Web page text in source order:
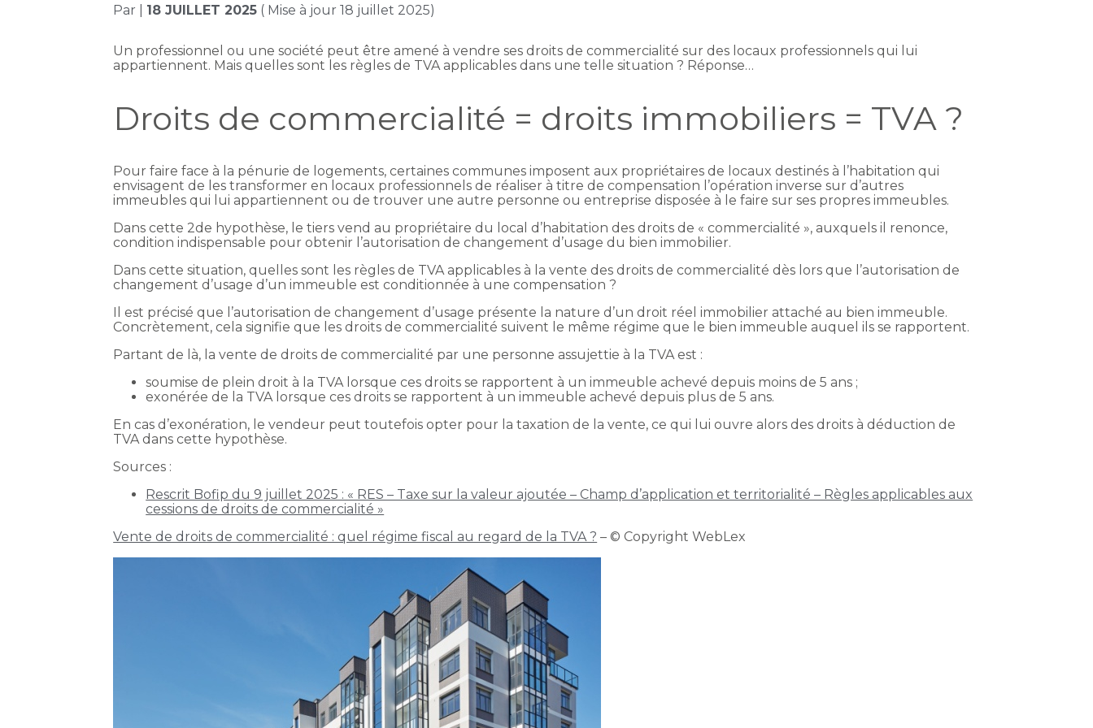
Par 18 JUILLET 2025 ( Mise à jour 18 juillet 2025)
Un professionnel ou une société peut être amené à vendre ses droits de commercialité sur des locaux professionnels qui lui
appartiennent. Mais quelles sont les règles de TVA applicables dans une telle situation ? Réponse…
Droits de commercialité = droits immobiliers = TVA ?
Pour faire face à la pénurie de logements, certaines communes imposent aux propriétaires de locaux destinés à l’habitation qui
envisagent de les transformer en locaux professionnels de réaliser à titre de compensation l’opération inverse sur d’autres
immeubles qui lui appartiennent ou de trouver une autre personne ou entreprise disposée à le faire sur ses propres immeubles.
Dans cette 2de hypothèse, le tiers vend au propriétaire du local d’habitation des droits de « commercialité », auxquels il renonce,
condition indispensable pour obtenir l’autorisation de changement d’usage du bien immobilier.
Dans cette situation, quelles sont les règles de TVA applicables à la vente des droits de commercialité dès lors que l’autorisation de
changement d’usage d’un immeuble est conditionnée à une compensation ?
Il est précisé que l’autorisation de changement d’usage présente la nature d’un droit réel immobilier attaché au bien immeuble.
Concrètement, cela signifie que les droits de commercialité suivent le même régime que le bien immeuble auquel ils se rapportent.
Partant de là, la vente de droits de commercialité par une personne assujettie à la TVA est :
soumise de plein droit à la TVA lorsque ces droits se rapportent à un immeuble achevé depuis moins de 5 ans ;
exonérée de la TVA lorsque ces droits se rapportent à un immeuble achevé depuis plus de 5 ans.
En cas d’exonération, le vendeur peut toutefois opter pour la taxation de la vente, ce qui lui ouvre alors des droits à déduction de
TVA dans cette hypothèse.
Sources :
Rescrit Bofip du 9 juillet 2025 : « RES – Taxe sur la valeur ajoutée – Champ d’application et territorialité – Règles applicables aux
cessions de droits de commercialité »
Vente de droits de commercialité : quel régime fiscal au regard de la TVA ? – © Copyright WebLex